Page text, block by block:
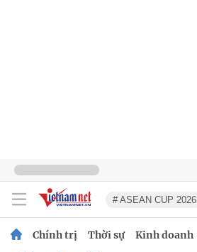
# ASEAN CUP 2026
Chính trị Thời sự Kinh doanh